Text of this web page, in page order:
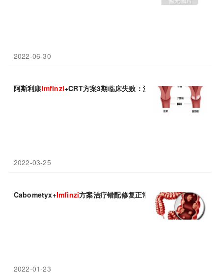
2022-06-30
阿斯利康Imfinzi+CRT方案3期临床失败：没有改善患者生存！
2022-03-25
Cabometyx+Imfinzi方案治疗错配修复正常/微卫星稳定患者：疾
2022-01-23